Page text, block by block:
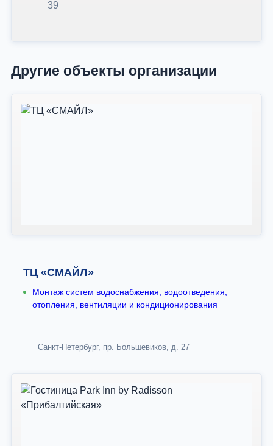
39
Другие объекты организации
ТЦ «СМАЙЛ»
Монтаж систем водоснабжения, водоотведения,
отопления, вентиляции и кондиционирования
Санкт-Петербург, пр. Большевиков, д. 27